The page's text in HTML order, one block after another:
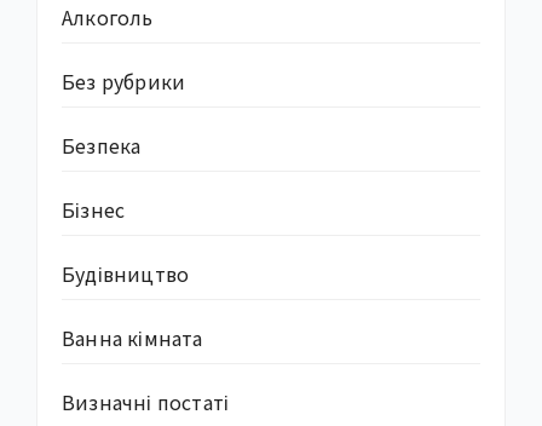
Алкоголь
Без рубрики
Безпека
Бізнес
Будівництво
Ванна кімната
Визначні постаті